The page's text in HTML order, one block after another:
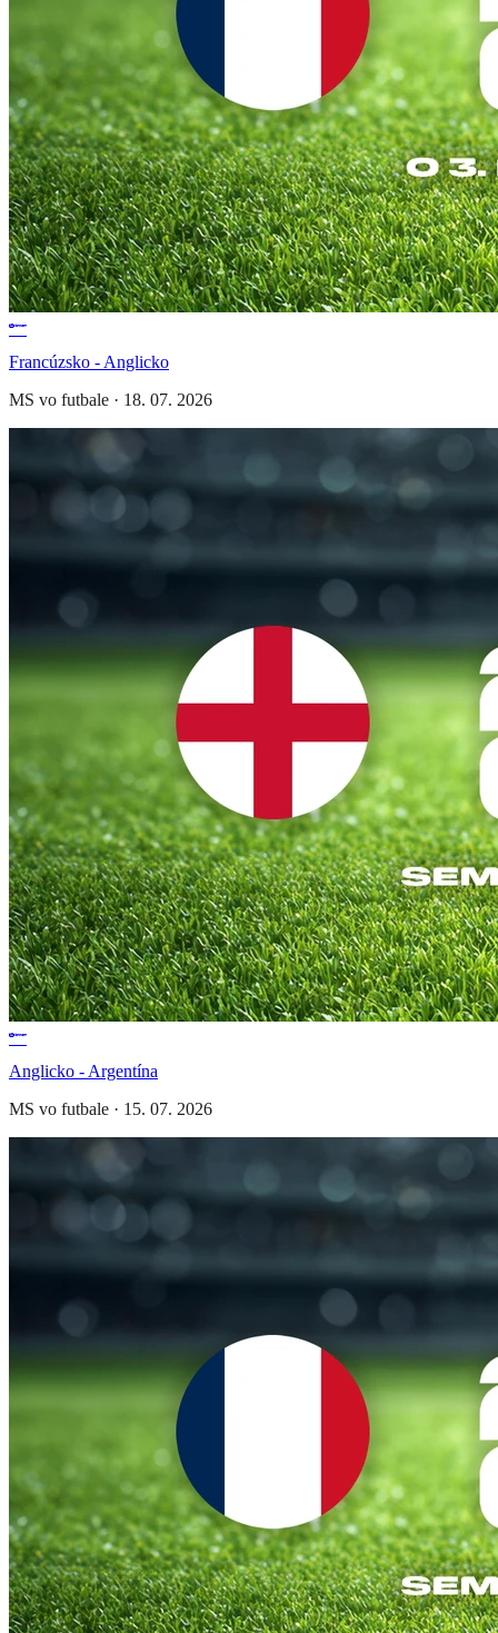
Francúzsko - Anglicko
MS vo futbale · 18. 07. 2026
Anglicko - Argentína
MS vo futbale · 15. 07. 2026